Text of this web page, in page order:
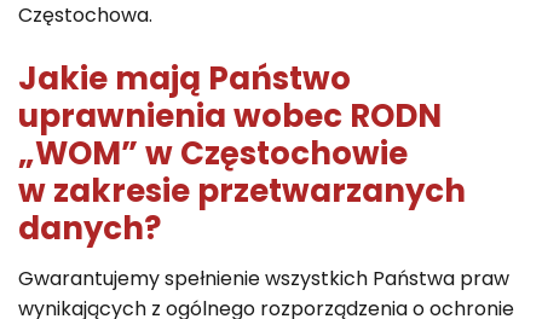
Częstochowa.
Jakie mają Państwo
uprawnienia wobec RODN
„WOM” w Częstochowie
w zakresie przetwarzanych
danych?
Gwarantujemy spełnienie wszystkich Państwa praw
wynikających z ogólnego rozporządzenia o ochronie